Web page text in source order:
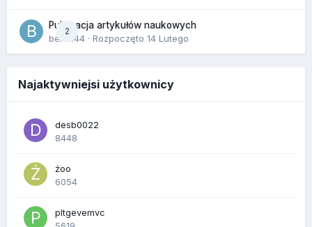
2
Publikacja artykułów naukowych
berus44 · Rozpoczęto 14 Lutego
Najaktywniejsi użytkownicy
desb0022
8448
żoo
6054
pltgevemvc